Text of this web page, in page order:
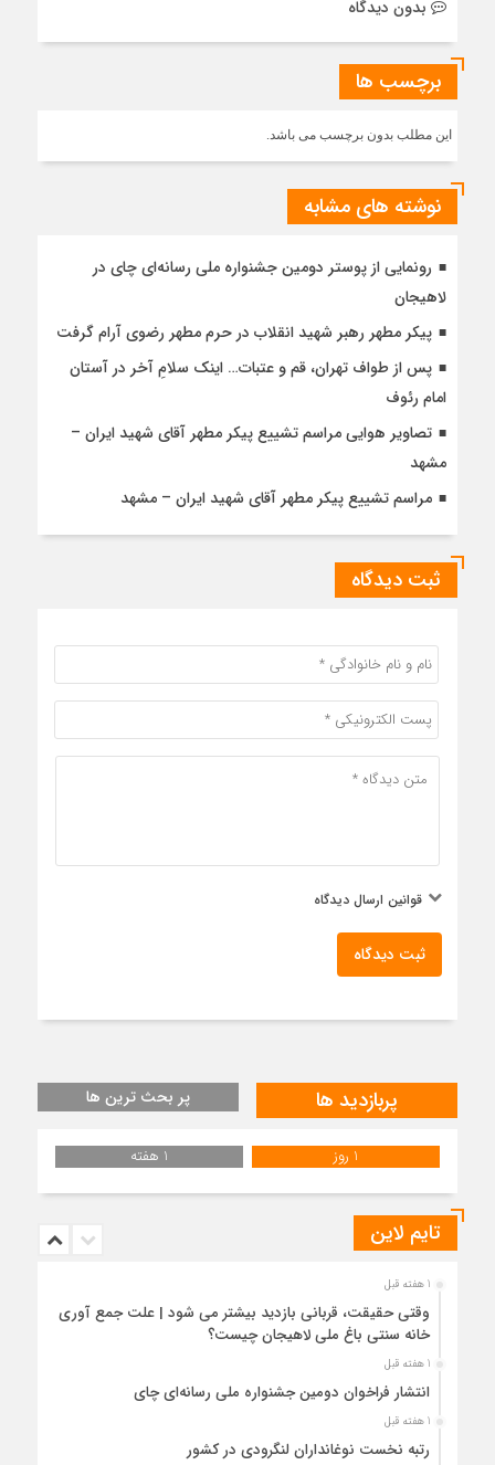
بدون دیدگاه
برچسب ها
این مطلب بدون برچسب می باشد.
نوشته های مشابه
رونمایی از پوستر دومین جشنواره ملی رسانه‌ای چای در
لاهیجان
پیکر مطهر رهبر شهید انقلاب در حرم مطهر رضوی آرام گرفت
پس از طواف تهران، قم و عتبات… اینک سلامِ آخر در آستان
امام رئوف
تصاویر هوایی مراسم تشییع پیکر مطهر آقای شهید ایران –
مشهد
مراسم تشییع پیکر مطهر آقای شهید ایران – مشهد
ثبت دیدگاه
قوانین ارسال دیدگاه
ثبت دیدگاه
پربازدید ها پر بحث ترین ها
1 روز 1 هفته
تایم لاین
1 هفته قبل
وقتی حقیقت، قربانی بازدید بیشتر می شود | علت جمع آوری
خانه سنتی باغ ملی لاهیجان چیست؟
1 هفته قبل
انتشار فراخوان دومین جشنواره ملی رسانه‌ای چای
1 هفته قبل
رتبه نخست نوغانداران لنگرودی در کشور